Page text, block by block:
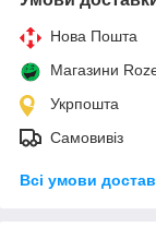
Нова Пошта
Магазини
Укрпошта
Самовивіз
Всі умови